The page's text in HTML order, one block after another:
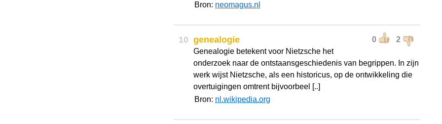
Bron: neomagus.nl
10 0 2
genealogie
Genealogie betekent voor Nietzsche het
onderzoek naar de ontstaansgeschiedenis van begrippen. In zijn
werk wijst Nietzsche, als een historicus, op de ontwikkeling die
overtuigingen omtrent bijvoorbeel [..]
Bron: nl.wikipedia.org